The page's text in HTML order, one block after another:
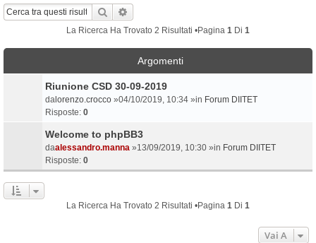
Cerca
La Ricerca Ha Trovato 2 Risultati •Pagina 1 Di 1
Argomenti
Riunione CSD 30-09-2019
da lorenzo.crocco »04/10/2019, 10:34 »in Forum DIITET
Risposte: 0
Welcome to phpBB3
daalessandro.manna »13/09/2019, 10:30 »in Forum DIITET
Risposte: 0
La Ricerca Ha Trovato 2 Risultati •Pagina 1 Di 1
Vai A